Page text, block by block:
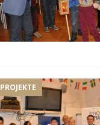
PROJEKTE